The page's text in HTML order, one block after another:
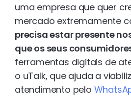
uma empresa que quer
mercado extremamente
precisa estar presente
que os seus
ferramentas digitais de
o uTalk, que ajuda a
atendimento pelo